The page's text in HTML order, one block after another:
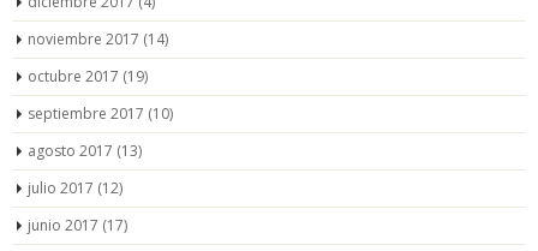
noviembre 2017 (14)
octubre 2017 (19)
septiembre 2017 (10)
agosto 2017 (13)
julio 2017 (12)
junio 2017 (17)